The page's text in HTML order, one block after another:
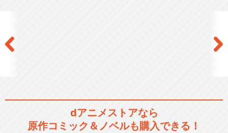
dアニメストアなら
原作コミック＆ノベルも購入できる！